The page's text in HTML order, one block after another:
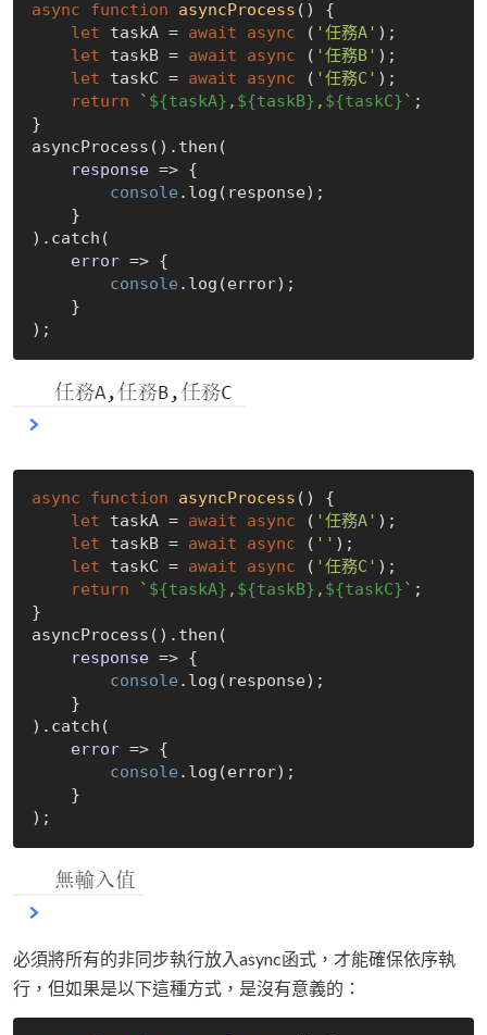
async function asyncProcess ( ) {
let taskA = await async ( '任務A' );
let taskB = await async ( '任務B' );
let taskC = await async ( '任務C' );
return
` ${taskA} , ${taskB} , ${taskC}` ;
}
asyncProcess().then(
response => {
console .log(response);
).catch(
error => {
console .log(error);
async function asyncProcess ( ) {
let taskA = await async ( '任務A' );
let taskB = await async ( '' );
let taskC = await async ( '任務C' );
return
` ${taskA} , ${taskB} , ${taskC}` ;
}
asyncProcess().then(
response => {
console .log(response);
).catch(
error => {
console .log(error);
必須將所有的非同步執行放入async函式，才能確保依序執
行，但如果是以下這種方式，是沒有意義的：